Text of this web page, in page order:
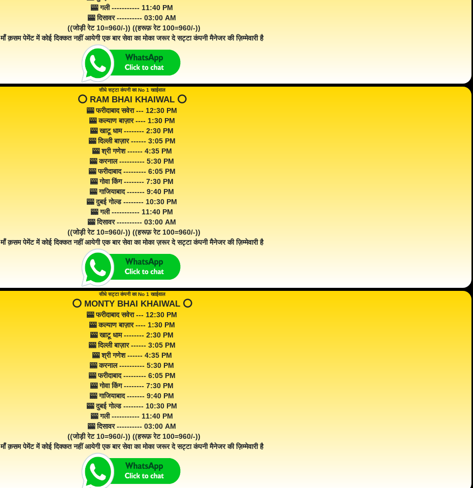
🎰 गली ----------- 11:40 PM
🎰 दिसावर ---------- 03:00 AM
((जोड़ी रेट 10=960/-)) ((हरूफ़ रेट 100=960/-))
माँ क़सम पेमेंट में कोई दिक्कत नहीं आयेगी एक बार सेवा का मोका जरूर दे सट्टा कंपनी मैनेजर की ज़िम्मेवारी है
सीधे सट्टा कंपनी का No 1 खाईवाल
⭕️ RAM BHAI KHAIWAL ⭕️
🎰 फरीदाबाद सवेरा --- 12:30 PM
🎰 कल्याण बाज़ार ---- 1:30 PM
🎰 खाटू धाम -------- 2:30 PM
🎰 दिल्ली बाज़ार ------ 3:05 PM
🎰 श्री गणेश ------ 4:35 PM
🎰 करनाल ---------- 5:30 PM
🎰 फरीदाबाद --------- 6:05 PM
🎰 गोवा किंग -------- 7:30 PM
🎰 गाजियाबाद ------- 9:40 PM
🎰 दुबई गोल्ड -------- 10:30 PM
🎰 गली ----------- 11:40 PM
🎰 दिसावर ---------- 03:00 AM
((जोड़ी रेट 10=960/-)) ((हरूफ़ रेट 100=960/-))
माँ क़सम पेमेंट में कोई दिक्कत नहीं आयेगी एक बार सेवा का मोका ज़रूर दे सट्टा कंपनी मैनेजर की ज़िम्मेवारी है
सीधे सट्टा कंपनी का No 1 खाईवाल
⭕️ MONTY BHAI KHAIWAL ⭕️
🎰 फरीदाबाद सवेरा --- 12:30 PM
🎰 कल्याण बाज़ार ---- 1:30 PM
🎰 खाटू धाम -------- 2:30 PM
🎰 दिल्ली बाज़ार ------ 3:05 PM
🎰 श्री गणेश ------ 4:35 PM
🎰 करनाल ---------- 5:30 PM
🎰 फरीदाबाद --------- 6:05 PM
🎰 गोवा किंग -------- 7:30 PM
🎰 गाजियाबाद ------- 9:40 PM
🎰 दुबई गोल्ड -------- 10:30 PM
🎰 गली ----------- 11:40 PM
🎰 दिसावर ---------- 03:00 AM
((जोड़ी रेट 10=960/-)) ((हरूफ़ रेट 100=960/-))
माँ क़सम पेमेंट में कोई दिक्कत नहीं आयेगी एक बार सेवा का मोका जरूर दे सट्टा कंपनी मैनेजर की ज़िम्मेवारी है